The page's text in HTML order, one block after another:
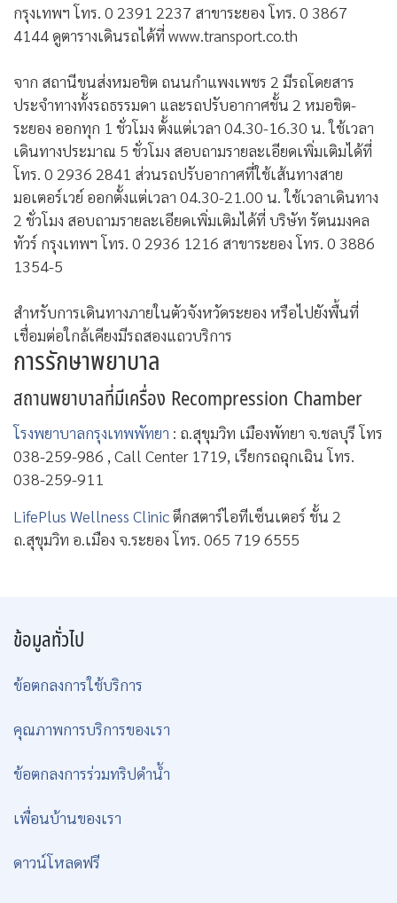
กรุงเทพฯ โทร. 0 2391 2237 สาขาระยอง โทร. 0 3867
4144 ดูตารางเดินรถได้ที่ www.transport.co.th
จาก สถานีขนส่งหมอชิต ถนนกำแพงเพชร 2 มีรถโดยสาร
ประจำทางทั้งรถธรรมดา และรถปรับอากาศชั้น 2 หมอชิต-
ระยอง ออกทุก 1 ชั่วโมง ตั้งแต่เวลา 04.30-16.30 น. ใช้เวลา
เดินทางประมาณ 5 ชั่วโมง สอบถามรายละเอียดเพิ่มเติมได้ที่
โทร. 0 2936 2841 ส่วนรถปรับอากาศที่ใช้เส้นทางสาย
มอเตอร์เวย์ ออกตั้งแต่เวลา 04.30-21.00 น. ใช้เวลาเดินทาง
2 ชั่วโมง สอบถามรายละเอียดเพิ่มเติมได้ที่ บริษัท รัตนมงคล
ทัวร์ กรุงเทพฯ โทร. 0 2936 1216 สาขาระยอง โทร. 0 3886
1354-5
สำหรับการเดินทางภายในตัวจังหวัดระยอง หรือไปยังพื้นที่
เชื่อมต่อใกล้เคียงมีรถสองแถวบริการ
การรักษาพยาบาล
สถานพยาบาลที่มีเครื่อง Recompression Chamber
โรงพยาบาลกรุงเทพพัทยา : ถ.สุขุมวิท เมืองพัทยา จ.ชลบุรี โทร
038-259-986 , Call Center 1719, เรียกรถฉุกเฉิน โทร.
038-259-911
LifePlus Wellness Clinicตึกสตาร์ไอทีเซ็นเตอร์ ชั้น 2
ถ.สุขุมวิท อ.เมือง จ.ระยอง โทร. 065 719 6555
ข้อมูลทั่วไป
ข้อตกลงการใช้บริการ
คุณภาพการบริการของเรา
ข้อตกลงการร่วมทริปดำน้ำ
เพื่อนบ้านของเรา
ดาวน์โหลดฟรี